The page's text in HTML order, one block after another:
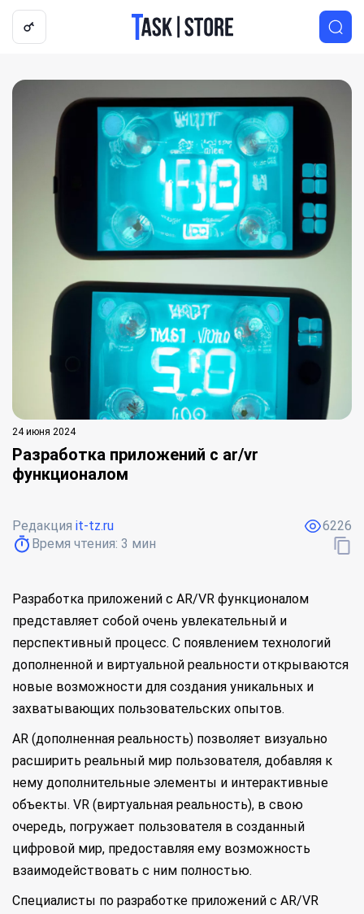
Логотип
24 июня 2024
Разработка приложений с ar/vr
функционалом
Редакция it-tz.ru
Время чтения: 3 мин
6226
Разработка приложений с AR/VR функционалом
представляет собой очень увлекательный и
перспективный процесс. С появлением технологий
дополненной и виртуальной реальности открываются
новые возможности для создания уникальных и
захватывающих пользовательских опытов.
AR (дополненная реальность) позволяет визуально
расширить реальный мир пользователя, добавляя к
нему дополнительные элементы и интерактивные
объекты. VR (виртуальная реальность), в свою
очередь, погружает пользователя в созданный
цифровой мир, предоставляя ему возможность
взаимодействовать с ним полностью.
Специалисты по разработке приложений с AR/VR